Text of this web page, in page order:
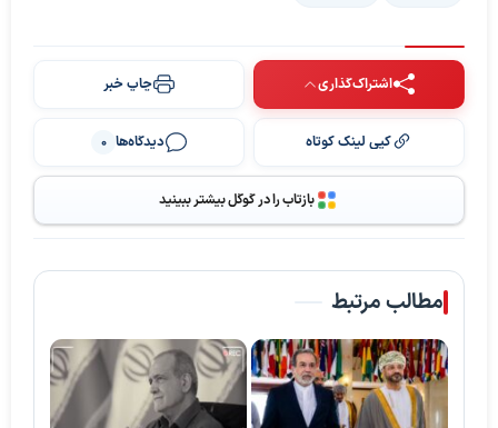
اشتراک‌گذاری چاپ خبر
کپی لینک کوتاه دیدگاه‌ها 0
بازتاب را در گوگل بیشتر ببینید
مطالب مرتبط